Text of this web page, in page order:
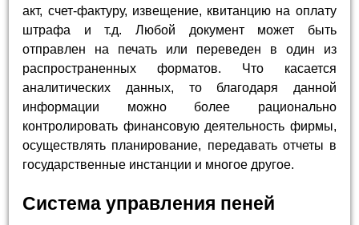
акт, счет-фактуру, извещение, квитанцию на оплату
штрафа и т.д. Любой документ может быть
отправлен на печать или переведен в один из
распространенных форматов. Что касается
аналитических данных, то благодаря данной
информации можно более рационально
контролировать финансовую деятельность фирмы,
осуществлять планирование, передавать отчеты в
государственные инстанции и многое другое.
Система управления пеней